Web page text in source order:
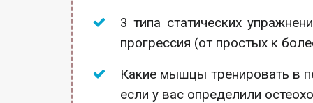
3 типа статических
прогрессия (от простых к
Какие мышцы тренировать в
если у вас определили